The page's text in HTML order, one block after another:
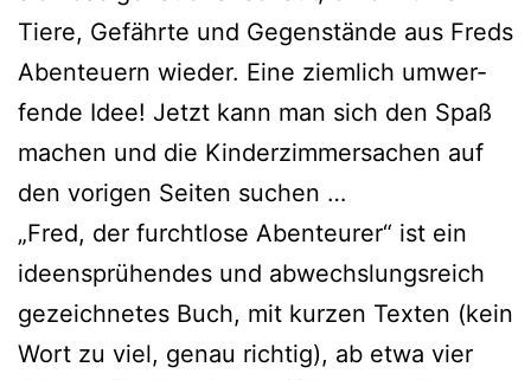
Tiere, Gefährte und Gegenstände aus Freds
Abenteuern wie­der. Eine ziem­lich umwer­
fen­de Idee! Jetzt kann man sich den Spaß
machen und die Kinderzimmersachen auf
den vori­gen Seiten suchen …
„Fred, der furcht­lo­se Abenteurer“ ist ein
ideen­sprü­hen­des und abwechs­lungs­reich
gezeich­ne­tes Buch, mit kur­zen Texten (kein
Wort zu viel, genau rich­tig), ab etwa vier